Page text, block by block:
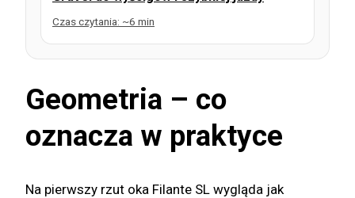
Czas czytania: ~6 min
Geometria – co
oznacza w praktyce
Na pierwszy rzut oka Filante SL wygląda jak